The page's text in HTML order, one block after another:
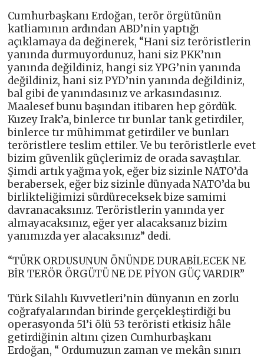
Cumhurbaşkanı Erdoğan, terör örgütünün
katliamının ardından ABD’nin yaptığı
açıklamaya da değinerek, “Hani siz teröristlerin
yanında durmuyordunuz, hani siz PKK’nın
yanında değildiniz, hangi siz YPG’nin yanında
değildiniz, hani siz PYD’nin yanında değildiniz,
bal gibi de yanındasınız ve arkasındasınız.
Maalesef bunu başından itibaren hep gördük.
Kuzey Irak’a, binlerce tır bunlar tank getirdiler,
binlerce tır mühimmat getirdiler ve bunları
teröristlere teslim ettiler. Ve bu teröristlerle evet
bizim güvenlik güçlerimiz de orada savaştılar.
Şimdi artık yağma yok, eğer biz sizinle NATO’da
berabersek, eğer biz sizinle dünyada NATO’da bu
birlikteliğimizi sürdüreceksek bize samimi
davranacaksınız. Teröristlerin yanında yer
almayacaksınız, eğer yer alacaksanız bizim
yanımızda yer alacaksınız” dedi.
“TÜRK ORDUSUNUN ÖNÜNDE DURABİLECEK NE
BİR TERÖR ÖRGÜTÜ NE DE PİYON GÜÇ VARDIR”
Türk Silahlı Kuvvetleri’nin dünyanın en zorlu
coğrafyalarından birinde gerçekleştirdiği bu
operasyonda 51’i ölü 53 teröristi etkisiz hâle
getirdiğinin altını çizen Cumhurbaşkanı
Erdoğan, “ Ordumuzun zaman ve mekân sınırı